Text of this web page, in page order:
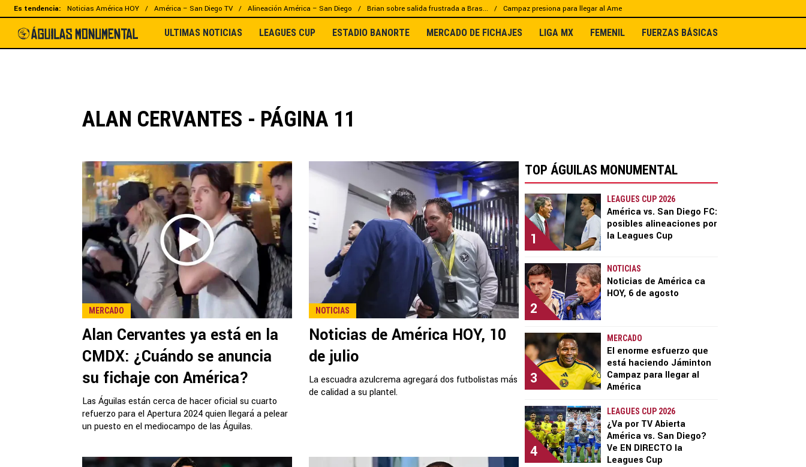
Es tendencia: Noticias América HOY América – San Diego TV Alineación América – San Diego Brian sobre salida frustrada a Bras... Campaz presiona para llegar al Ame
ULTIMAS NOTICIAS LEAGUES CUP ESTADIO BANORTE MERCADO DE FICHAJES LIGA MX FEMENIL FUERZAS BÁSICAS
ALAN CERVANTES - PÁGINA 11
MERCADO
Alan Cervantes ya está en la
CMDX: ¿Cuándo se anuncia
su fichaje con América?
Las Águilas están cerca de hacer oficial su cuarto
refuerzo para el Apertura 2024 quien llegará a pelear
un puesto en el mediocampo de las Águilas.
NOTICIAS
Noticias de América HOY, 10
de julio
La escuadra azulcrema agregará dos futbolistas más
de calidad a su plantel.
TOP ÁGUILAS MONUMENTAL
1
LEAGUES CUP 2026
América vs. San Diego FC:
posibles alineaciones por
la Leagues Cup
2
NOTICIAS
Noticias de América ca
HOY, 6 de agosto
3
MERCADO
El enorme esfuerzo que
está haciendo Jáminton
Campaz para llegar al
América
4
LEAGUES CUP 2026
¿Va por TV Abierta
América vs. San Diego?
Ve EN DIRECTO la
Leagues Cup